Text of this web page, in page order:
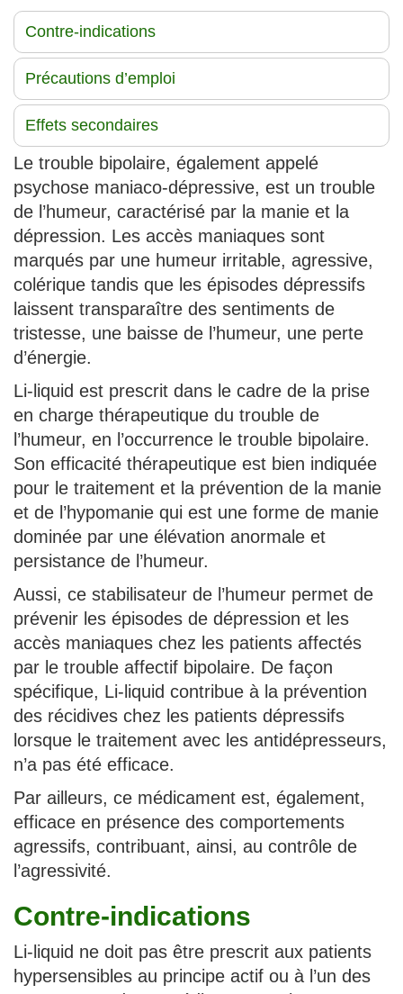
Contre-indications
Précautions d’emploi
Effets secondaires
Le trouble bipolaire, également appelé
psychose maniaco-dépressive, est un trouble
de l’humeur, caractérisé par la manie et la
dépression. Les accès maniaques sont
marqués par une humeur irritable, agressive,
colérique tandis que les épisodes dépressifs
laissent transparaître des sentiments de
tristesse, une baisse de l’humeur, une perte
d’énergie.
Li-liquid est prescrit dans le cadre de la prise
en charge thérapeutique du trouble de
l’humeur, en l’occurrence le trouble bipolaire.
Son efficacité thérapeutique est bien indiquée
pour le traitement et la prévention de la manie
et de l’hypomanie qui est une forme de manie
dominée par une élévation anormale et
persistance de l’humeur.
Aussi, ce stabilisateur de l’humeur permet de
prévenir les épisodes de dépression et les
accès maniaques chez les patients affectés
par le trouble affectif bipolaire. De façon
spécifique, Li-liquid contribue à la prévention
des récidives chez les patients dépressifs
lorsque le traitement avec les antidépresseurs,
n’a pas été efficace.
Par ailleurs, ce médicament est, également,
efficace en présence des comportements
agressifs, contribuant, ainsi, au contrôle de
l’agressivité.
Contre-indications
Li-liquid ne doit pas être prescrit aux patients
hypersensibles au principe actif ou à l’un des